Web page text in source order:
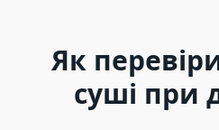
Як
суші при